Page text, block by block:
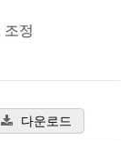
정
다운로드